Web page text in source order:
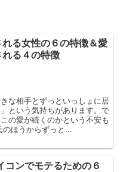
る女性の６の特徴＆愛
る４の特徴
な相手とずっといっしょに居
という気持ちがあります。で
の愛が続くのかという不安も
ほうからずっと...
コンでモテるための６